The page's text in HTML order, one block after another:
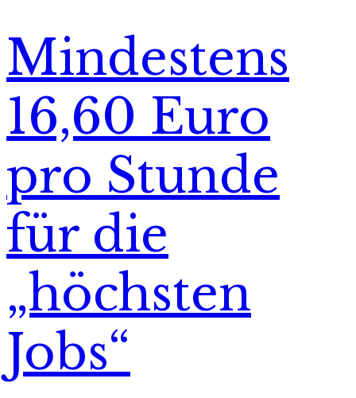
Mindestens
16,60 Euro
pro Stunde
für die
„höchsten
Jobs“